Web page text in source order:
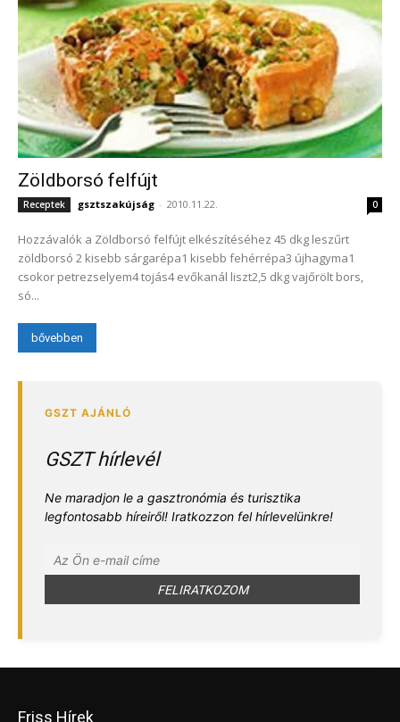
Zöldborsó felfújt
Receptek gsztszakújság - 2010.11.22. 0
Hozzávalók a Zöldborsó felfújt elkészítéséhez 45 dkg leszűrt
zöldborsó 2 kisebb sárgarépa1 kisebb fehérrépa3 újhagyma1
csokor petrezselyem4 tojás4 evőkanál liszt2,5 dkg vajőrölt bors,
só...
bővebben
GSZT hírlevél
Ne maradjon le a gasztronómia és turisztika
legfontosabb híreiről! Iratkozzon fel hírlevelünkre!
Friss Hírek